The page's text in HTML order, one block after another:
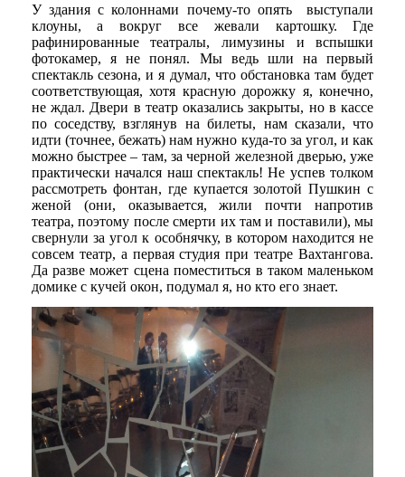
У здания с колоннами почему-то опять выступали
клоуны, а вокруг все жевали картошку. Где
рафинированные театралы, лимузины и вспышки
фотокамер, я не понял. Мы ведь шли на первый
спектакль сезона, и я думал, что обстановка там будет
соответствующая, хотя красную дорожку я, конечно,
не ждал. Двери в театр оказались закрыты, но в кассе
по соседству, взглянув на билеты, нам сказали, что
идти (точнее, бежать) нам нужно куда-то за угол, и как
можно быстрее – там, за черной железной дверью, уже
практически начался наш спектакль! Не успев толком
рассмотреть фонтан, где купается золотой Пушкин с
женой (они, оказывается, жили почти напротив
театра, поэтому после смерти их там и поставили), мы
свернули за угол к особнячку, в котором находится не
совсем театр, а первая студия при театре Вахтангова.
Да разве может сцена поместиться в таком маленьком
домике с кучей окон, подумал я, но кто его знает.